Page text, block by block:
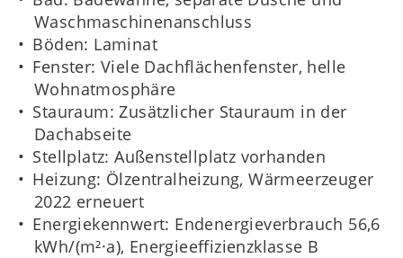
Waschmaschinenanschluss
Böden: Laminat
Fenster: Viele Dachflächenfenster, helle
Wohnatmosphäre
Stauraum: Zusätzlicher Stauraum in der
Dachabseite
Stellplatz: Außenstellplatz vorhanden
Heizung: Ölzentralheizung, Wärmeerzeuger
2022 erneuert
Energiekennwert: Endenergieverbrauch 56,6
kWh/(m²·a), Energieeffizienzklasse B